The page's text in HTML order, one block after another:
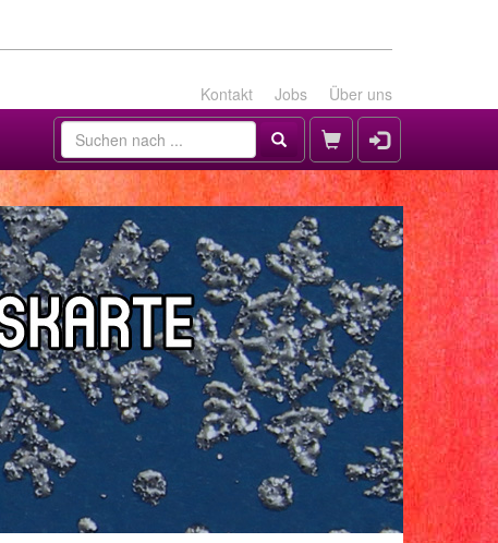
Kontakt Jobs Über uns